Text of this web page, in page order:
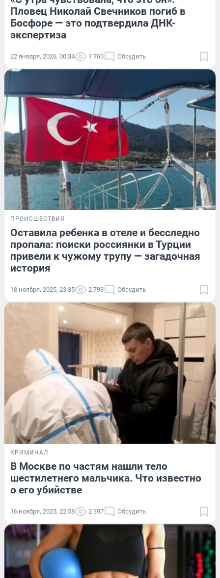
Пловец Николай Свечников погиб в
Босфоре — это подтвердила ДНК-
экспертиза
22 января, 2026, 00:34 1 760 Обсудить
ПРОИСШЕСТВИЯ
Оставила ребенка в отеле и бесследно
пропала: поиски россиянки в Турции
привели к чужому трупу — загадочная
история
18 ноября, 2025, 23:35 2 793 Обсудить
КРИМИНАЛ
В Москве по частям нашли тело
шестилетнего мальчика. Что известно
о его убийстве
16 ноября, 2025, 22:58 2 397 Обсудить